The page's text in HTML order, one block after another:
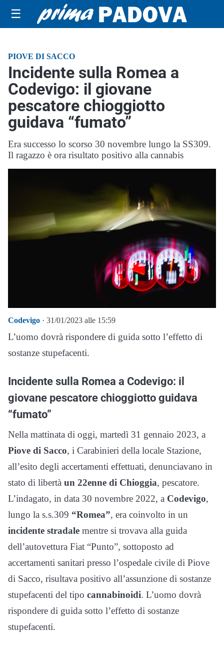
☰
PIOVE DI SACCO
Incidente sulla Romea a
Codevigo: il giovane
pescatore chioggiotto
guidava “fumato”
Era successo lo scorso 30 novembre lungo la SS309.
Il ragazzo è ora risultato positivo alla cannabis
Codevigo · 31/01/2023 alle 15:59
L’uomo dovrà rispondere di guida sotto l’effetto di
sostanze stupefacenti.
Incidente sulla Romea a Codevigo: il
giovane pescatore chioggiotto guidava
“fumato”
Nella mattinata di oggi, martedì 31 gennaio 2023, a
Piove di Sacco, i Carabinieri della locale Stazione,
all’esito degli accertamenti effettuati, denunciavano in
stato di libertà un 22enne di Chioggia, pescatore.
L’indagato, in data 30 novembre 2022, a Codevigo,
lungo la s.s.309 “Romea”, era coinvolto in un
incidente stradale mentre si trovava alla guida
dell’autovettura Fiat “Punto”, sottoposto ad
accertamenti sanitari presso l’ospedale civile di Piove
di Sacco, risultava positivo all’assunzione di sostanze
stupefacenti del tipo cannabinoidi. L’uomo dovrà
rispondere di guida sotto l’effetto di sostanze
stupefacenti.